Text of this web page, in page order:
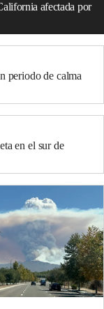
afectada por
periodo de calma
en el sur de